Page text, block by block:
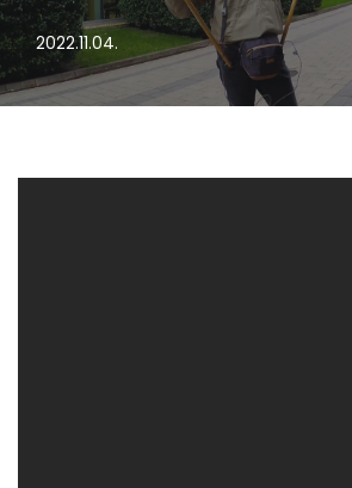
2022.11.04.